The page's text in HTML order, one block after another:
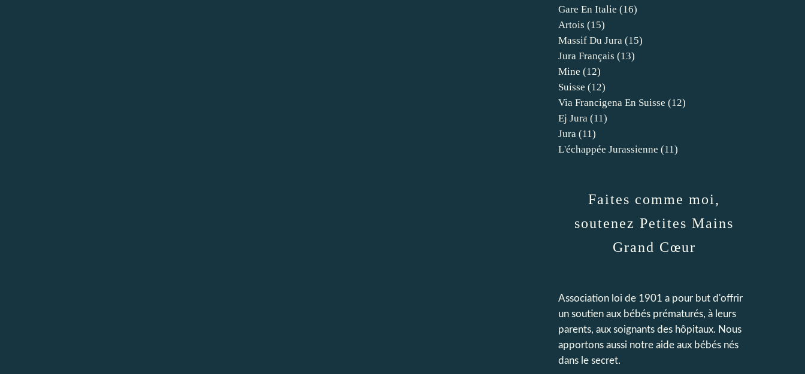
Gare En Italie (16)
Artois (15)
Massif Du Jura (15)
Jura Français (13)
Mine (12)
Suisse (12)
Via Francigena En Suisse (12)
Ej Jura (11)
Jura (11)
L'échappée Jurassienne (11)
Faites comme moi,
soutenez Petites Mains
Grand Cœur
Association loi de 1901 a pour but d'offrir
un soutien aux bébés prématurés, à leurs
parents, aux soignants des hôpitaux. Nous
apportons aussi notre aide aux bébés nés
dans le secret.